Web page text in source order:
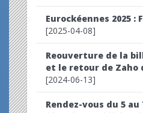
Eurockéennes 2025 :
[2025-04-08]
Reouverture de la
et le retour de Zaho
[2024-06-13]
Rendez-vous du 5